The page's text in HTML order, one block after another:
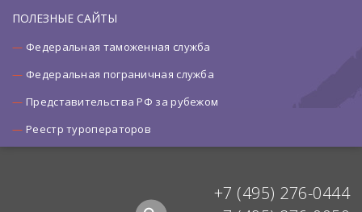
ПОЛЕЗНЫЕ САЙТЫ
Федеральная таможенная служба
Федеральная пограничная служба
Представительства РФ за рубежом
Реестр туроператоров
+7 (495) 276-0444